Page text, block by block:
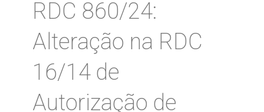
RDC 860/24:
Alteração na RDC
16/14 de
Autorização de